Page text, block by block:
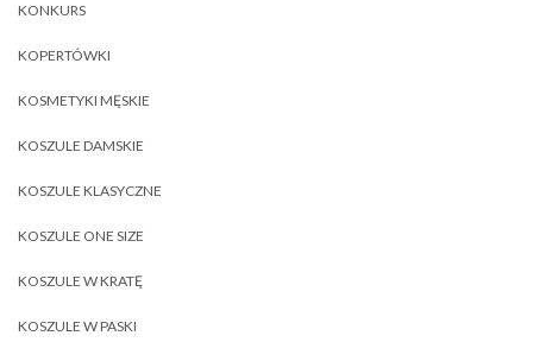
KONKURS
KOPERTÓWKI
KOSMETYKI MĘSKIE
KOSZULE DAMSKIE
KOSZULE KLASYCZNE
KOSZULE ONE SIZE
KOSZULE W KRATĘ
KOSZULE W PASKI